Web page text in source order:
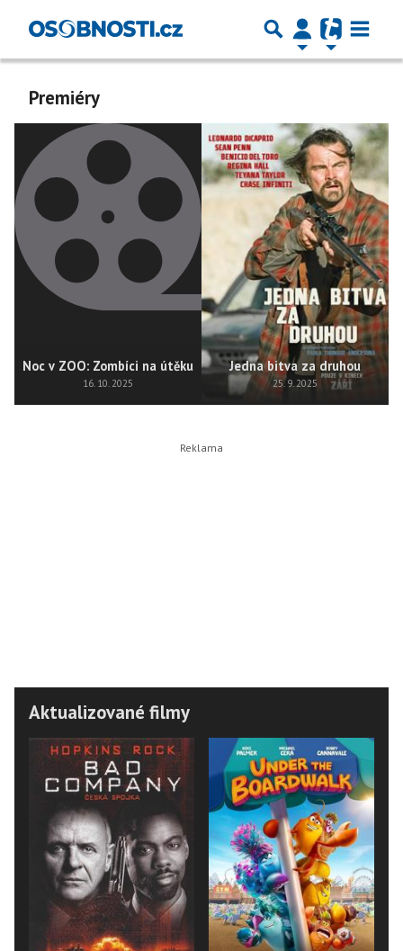
Premiéry
Noc v ZOO: Zombíci na útěku
16. 10. 2025
Jedna bitva za druhou
25. 9. 2025
Aktualizované filmy